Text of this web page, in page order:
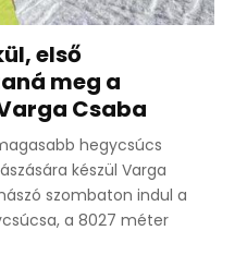
első
meg a
Csaba
hegycsúcs
készül Varga
szombaton indul a
a 8027 méter